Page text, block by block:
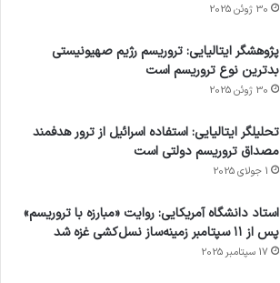
30 ژوئن 2025
پژوهشگر ایتالیایی: تروریسم رژیم صهیونیستی
بدترین نوع تروریسم است
30 ژوئن 2025
تحلیلگر ایتالیایی: استفاده اسرائیل از ترور هدفمند
مصداق تروریسم دولتی است
1 جولای 2025
استاد دانشگاه آمریکایی: روایت «مبارزه با تروریسم»
پس از ۱۱ سپتامبر زمینه‌ساز نسل‌کشی غزه شد
17 سپتامبر 2025